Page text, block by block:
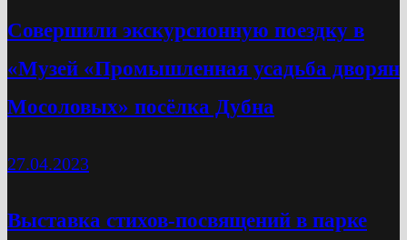
Cовершили экскурсионную поездку в
«Музей «Промышленная усадьба дворян
Мосоловых» посёлка Дубна
27.04.2023
Выставка стихов-посвящений в парке